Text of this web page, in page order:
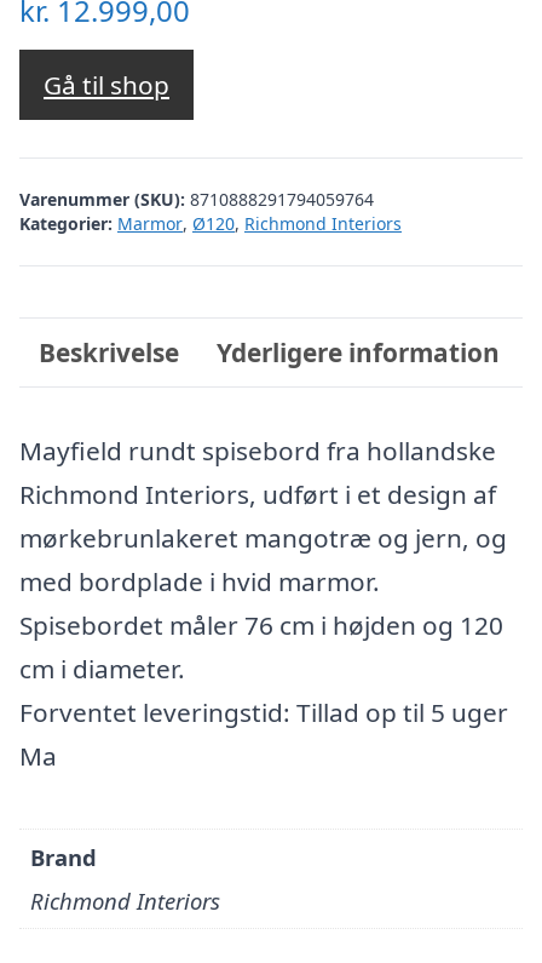
kr. 12.999,00
Gå til shop
Varenummer (SKU): 8710888291794059764
Kategorier: Marmor, Ø120, Richmond Interiors
Beskrivelse Yderligere information
Mayfield rundt spisebord fra hollandske
Richmond Interiors, udført i et design af
mørkebrunlakeret mangotræ og jern, og
med bordplade i hvid marmor.
Spisebordet måler 76 cm i højden og 120
cm i diameter.
Forventet leveringstid: Tillad op til 5 uger
Ma
Brand
Richmond Interiors